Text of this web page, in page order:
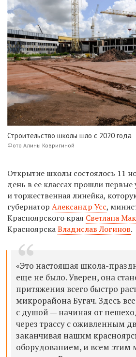
Строительство школы шло с 2020 года
Фото Алины Ковригиной
Открытие школы состоялось 11
день в ее классах прошли первые
и торжественная линейка,
губернатор Александр Усс,
Красноярского края Светлана
КрасноярскаВладислав Логинов.
«Это настоящая школа-
еще не было. Уверен, она
притяжения всего быстро
микрорайона Бугач. Здесь
с душой — начиная от
через трассу с оживленным
заканчивая нашим
оборудованием, и всем этим